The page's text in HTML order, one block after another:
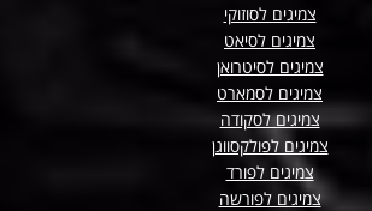
צמיגים לסוזוקי
צמיגים לסיאט
צמיגים לסיטרואן
צמיגים לסמארט
צמיגים לסקודה
צמיגים לפולקסווגן
צמיגים לפורד
צמיגים לפורשה